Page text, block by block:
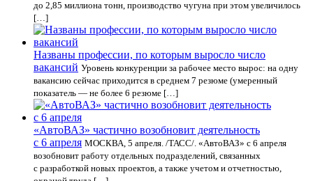
до 2,85 миллиона тонн, производство чугуна при этом увеличилось
[…]
Названы профессии, по которым выросло число
вакансий Уровень конкуренции за рабочее место вырос: на одну
вакансию сейчас приходится в среднем 7 резюме (умеренный
показатель — не более 6 резюме […]
«АвтоВАЗ» частично возобновит деятельность
с 6 апреля МОСКВА, 5 апреля. /ТАСС/. «АвтоВАЗ» с 6 апреля
возобновит работу отдельных подразделений, связанных
с разработкой новых проектов, а также учетом и отчетностью,